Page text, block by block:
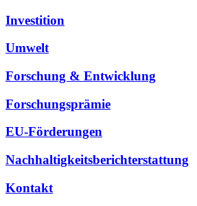
Investition
Umwelt
Forschung & Entwicklung
Forschungsprämie
EU-Förderungen
Nachhaltigkeitsberichterstattung
Kontakt